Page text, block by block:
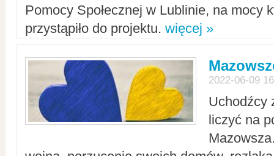
Pomocy Społecznej w Lublinie, na mocy
przystąpiło do projektu. więcej »
2022-06-09
Uchodźcy
liczyć na